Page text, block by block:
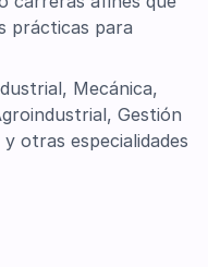
prácticas para
Mecánica,
Gestión
otras especialidades